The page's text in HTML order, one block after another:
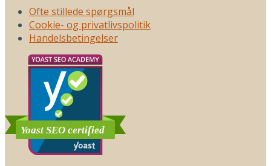
Ofte stillede spørgsmål
Cookie- og privatlivspolitik
Handelsbetingelser